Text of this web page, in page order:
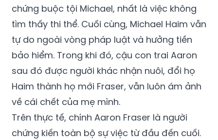
chứng buộc tội Michael, nhất là việc không
tìm thấy thi thể. Cuối cùng, Michael Haim vẫn
tự do ngoài vòng pháp luật và hưởng tiền
bảo hiểm. Trong khi đó, cậu con trai Aaron
sau đó được người khác nhận nuôi, đổi họ
Haim thành họ mới Fraser, vẫn luôn ám ảnh
về cái chết của mẹ mình.
Trên thực tế, chính Aaron Fraser là người
chứng kiến toàn bộ sự việc từ đầu đến cuối.